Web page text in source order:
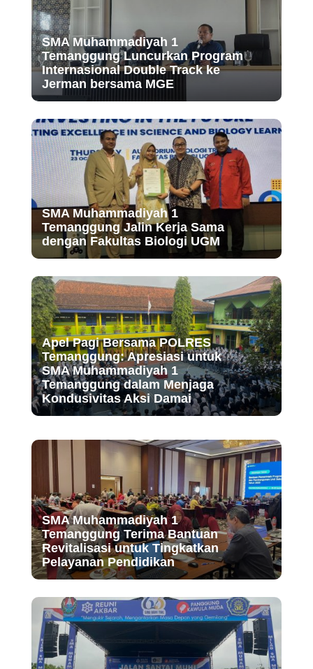
SMA Muhammadiyah 1
Temanggung Luncurkan Program
Internasional Double Track ke
Jerman bersama MGE
SMA Muhammadiyah 1
Temanggung Jalin Kerja Sama
dengan Fakultas Biologi UGM
Apel Pagi Bersama POLRES
Temanggung: Apresiasi untuk
SMA Muhammadiyah 1
Temanggung dalam Menjaga
Kondusivitas Aksi Damai
SMA Muhammadiyah 1
Temanggung Terima Bantuan
Revitalisasi untuk Tingkatkan
Pelayanan Pendidikan